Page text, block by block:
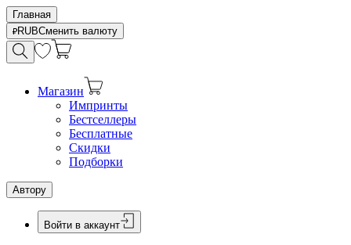
Главная
RUBСменить валюту
Магазин
Импринты
Бестселлеры
Бесплатные
Скидки
Подборки
Автору
Войти в аккаунт